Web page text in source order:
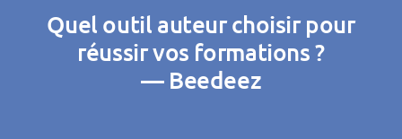
Publiez
Quel outil auteur choisir pour
réussir vos formations ?
— Beedeez